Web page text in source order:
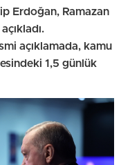
Erdoğan, Ramazan
açıklamada, kamu
1,5 günlük